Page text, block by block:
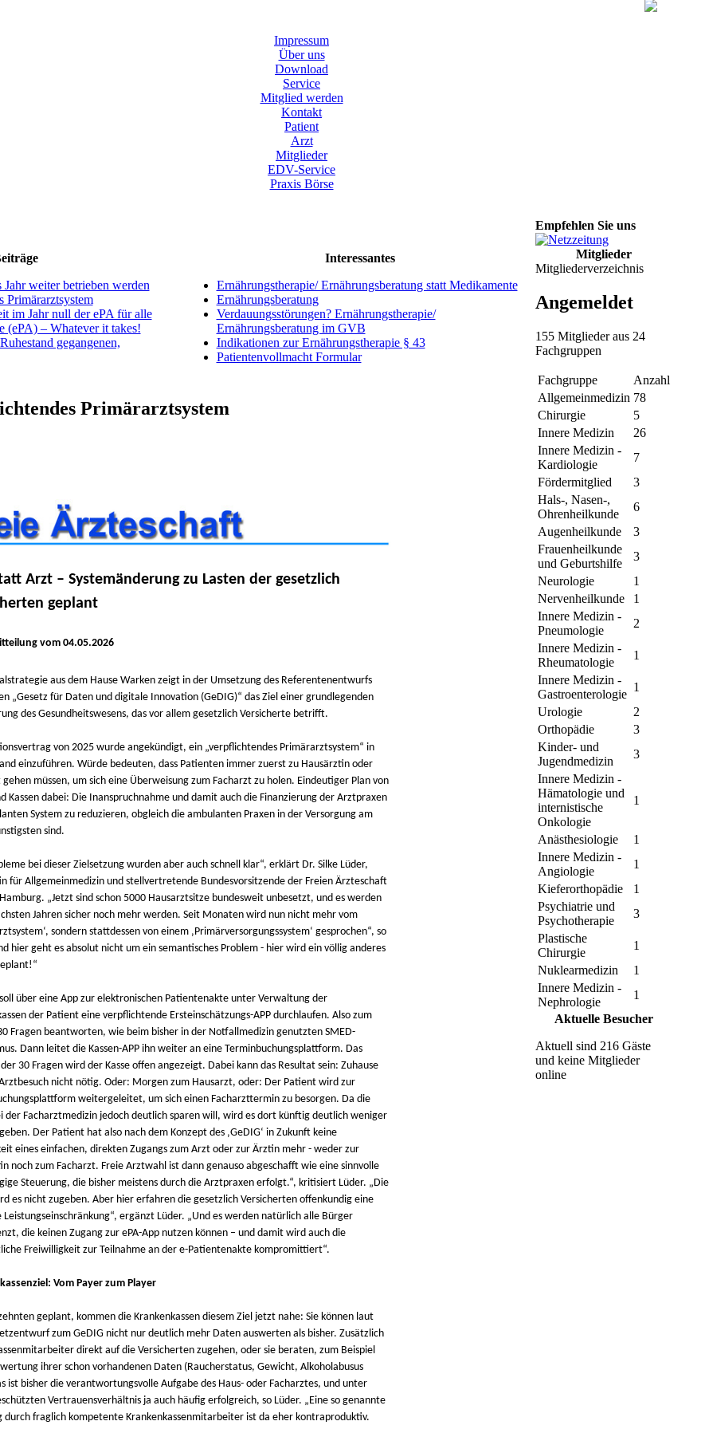
Impressum
Über uns
Download
Service
Mitglied werden
Kontakt
Patient
Arzt
Mitglieder
EDV-Service
Praxis Börse
weiter betrieben werden
Primärarztsystem
im Jahr null der ePA für alle
(ePA) – Whatever it takes!
gegangenen,
Interessantes
Ernährungstherapie/ Ernährungsberatung statt Medikamente
Ernährungsberatung
Verdauungsstörungen? Ernährungstherapie/
Ernährungsberatung im GVB
Indikationen zur Ernährungstherapie § 43
Patientenvollmacht Formular
Primärarztsystem
Arzt – Systemänderung zu Lasten der gesetzlich
geplant
vom 04.05.2026
aus dem Hause Warken zeigt in der Umsetzung des Referentenentwurfs
„Gesetz für Daten und digitale Innovation (GeDIG)“ das Ziel einer grundlegenden
des Gesundheitswesens, das vor allem gesetzlich Versicherte betrifft.
von 2025 wurde angekündigt, ein „verpflichtendes Primärarztsystem“ in
einzuführen. Würde bedeuten, dass Patienten immer zuerst zu Hausärztin oder
gehen müssen, um sich eine Überweisung zum Facharzt zu holen. Eindeutiger Plan von
Kassen dabei: Die Inanspruchnahme und damit auch die Finanzierung der Arztpraxen
System zu reduzieren, obgleich die ambulanten Praxen in der Versorgung am
sind.
bei dieser Zielsetzung wurden aber auch schnell klar“, erklärt Dr. Silke Lüder,
für Allgemeinmedizin und stellvertretende Bundesvorsitzende der Freien Ärzteschaft
„Jetzt sind schon 5000 Hausarztsitze bundesweit unbesetzt, und es werden
Jahren sicher noch mehr werden. Seit Monaten wird nun nicht mehr vom
sondern stattdessen von einem ‚Primärversorgungssystem‘ gesprochen“, so
hier geht es absolut nicht um ein semantisches Problem - hier wird ein völlig anderes
über eine App zur elektronischen Patientenakte unter Verwaltung der
der Patient eine verpflichtende Ersteinschätzungs-APP durchlaufen. Also zum
Fragen beantworten, wie beim bisher in der Notfallmedizin genutzten SMED-
Dann leitet die Kassen-APP ihn weiter an eine Terminbuchungsplattform. Das
der 30 Fragen wird der Kasse offen angezeigt. Dabei kann das Resultat sein: Zuhause
nicht nötig. Oder: Morgen zum Hausarzt, oder: Der Patient wird zur
weitergeleitet, um sich einen Facharzttermin zu besorgen. Da die
der Facharztmedizin jedoch deutlich sparen will, wird es dort künftig deutlich weniger
Der Patient hat also nach dem Konzept des ‚GeDIG‘ in Zukunft keine
eines einfachen, direkten Zugangs zum Arzt oder zur Ärztin mehr - weder zur
noch zum Facharzt. Freie Arztwahl ist dann genauso abgeschafft wie eine sinnvolle
Steuerung, die bisher meistens durch die Arztpraxen erfolgt.“, kritisiert Lüder. „Die
es nicht zugeben. Aber hier erfahren die gesetzlich Versicherten offenkundig eine
Leistungseinschränkung“, ergänzt Lüder. „Und es werden natürlich alle Bürger
die keinen Zugang zur ePA-App nutzen können – und damit wird auch die
Freiwilligkeit zur Teilnahme an der e-Patientenakte kompromittiert“.
Vom Payer zum Player
geplant, kommen die Krankenkassen diesem Ziel jetzt nahe: Sie können laut
zum GeDIG nicht nur deutlich mehr Daten auswerten als bisher. Zusätzlich
direkt auf die Versicherten zugehen, oder sie beraten, zum Beispiel
ihrer schon vorhandenen Daten (Raucherstatus, Gewicht, Alkoholabusus
ist bisher die verantwortungsvolle Aufgabe des Haus- oder Facharztes, und unter
Vertrauensverhältnis ja auch häufig erfolgreich, so Lüder. „Eine so genannte
durch fraglich kompetente Krankenkassenmitarbeiter ist da eher kontraproduktiv.
Empfehlen Sie uns
Mitglieder
Mitgliederverzeichnis
Angemeldet
155 Mitglieder aus 24
Fachgruppen
Fachgruppe
Anzahl
Allgemeinmedizin 78
Chirurgie
5
Innere Medizin
26
Innere Medizin -
Kardiologie
7
Fördermitglied
3
Hals-, Nasen-,
Ohrenheilkunde
6
Augenheilkunde
3
Frauenheilkunde
und Geburtshilfe
3
Neurologie
1
Nervenheilkunde
1
Innere Medizin -
Pneumologie
2
Innere Medizin -
Rheumatologie
1
Innere Medizin -
Gastroenterologie
1
Urologie
2
Orthopädie
3
Kinder- und
Jugendmedizin
3
Innere Medizin -
Hämatologie und
internistische
Onkologie
1
Anästhesiologie
1
Innere Medizin -
Angiologie
1
Kieferorthopädie
1
Psychiatrie und
Psychotherapie
3
Plastische
Chirurgie
1
Nuklearmedizin
1
Innere Medizin -
Nephrologie
1
Aktuelle Besucher
Aktuell sind 216 Gäste
und keine Mitglieder
online